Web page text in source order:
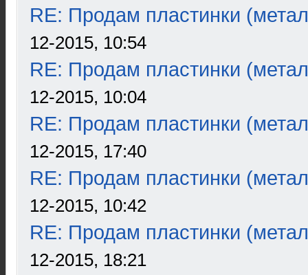
RE: Продам пластинки
12-2015, 10:54
RE: Продам пластинки
12-2015, 10:04
RE: Продам пластинки
12-2015, 17:40
RE: Продам пластинки
12-2015, 10:42
RE: Продам пластинки
12-2015, 18:21